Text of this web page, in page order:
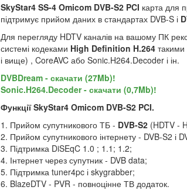
SkyStar4 SS-4 Omicom DVB-S2 PCI карта для
підтримує прийом даних в стандартах DVB-S і
Для перегляду HDTV каналів на вашому ПК
системі кодеками High Definition H.264 такими
і вище) , CoreAVC або Sonic.H264.Decoder і ін.
DVBDream - скачати (27Mb)!
Sonic.H264.Decoder - скачати (0,7Mb)!
Функції SkyStar4 Omicom DVB-S2 PCI.
1. Прийом супутникового ТБ - DVB-S2 (HDTV -
2. Прийом супутникового інтернету - DVB-S2 і
3. Підтримка DiSEqC 1.0 ; 1.1; 1.2;
4. Інтернет через супутник - DVB data;
5. Підтримка tuner4pc і skygrabber;
6. BlazeDTV - PVR - повноцінне ТВ додаток.